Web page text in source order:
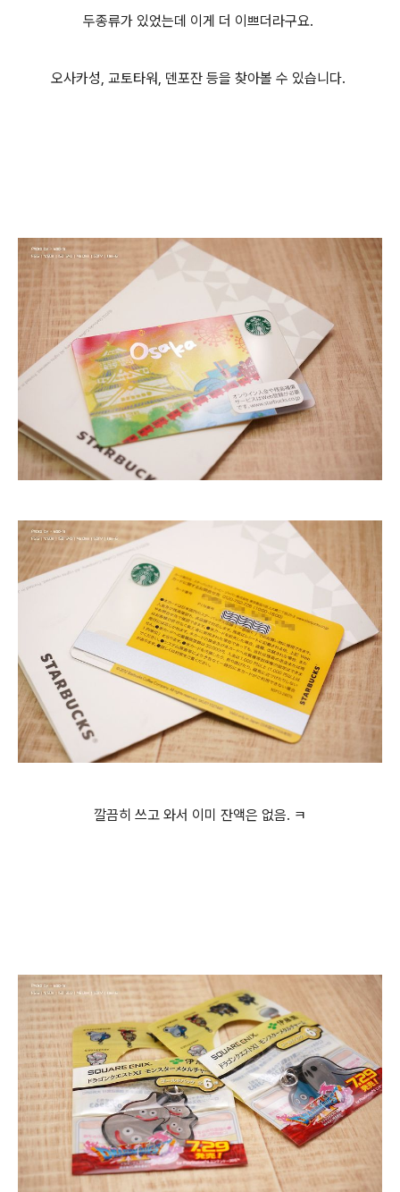
두종류가 있었는데 이게 더 이쁘더라구요.
오사카성, 교토타워, 덴포잔 등을 찾아볼 수 있습니다.
깔끔히 쓰고 와서 이미 잔액은 없음. ㅋ